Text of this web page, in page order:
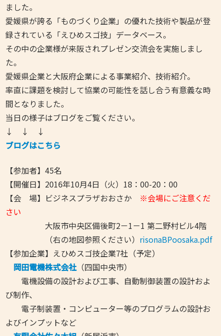
ました。
愛媛県が誇る「ものづくり企業」の優れた技術や製品が登
録されている「えひめスゴ技」データベース。
その中の企業様が来阪されプレゼン交流会を実施しまし
た。
愛媛県企業と大阪府企業による事業紹介、技術紹介。
率直に課題を検討して協業の可能性を話し合う有意義な時
間となりました。
当日の様子はブログをご覧ください。
↓ ↓ ↓
ブログはこちら
【参加者】45名
【開催日】2016年10月4日（火）18：00-20：00
【会 場】ビジネスプラザおおさか ※会場にご注意くだ
さい
大阪市中央区備後町2－1－1 第二野村ビル4階
（右の地図参照ください） risonaBPoosaka.pdf
【参加企業】えひめスゴ技企業7社（予定）
岡田電機株式会社（四国中央市）
電機設備の設計および工事、自動制御装置の設計およ
び制作、
電子制装置・コンピューター等のプログラムの設計お
よびインプットなど